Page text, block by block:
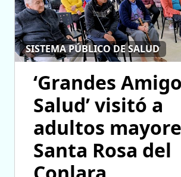
SISTEMA PÚBLICO DE SALUD
‘Grandes
Salud’ visitó a
adultos
Santa Rosa del